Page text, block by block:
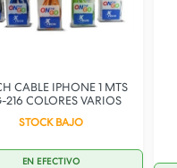
CABLE IPHONE 1 MTS
216 COLORES VARIOS
STOCK BAJO
EN EFECTIVO